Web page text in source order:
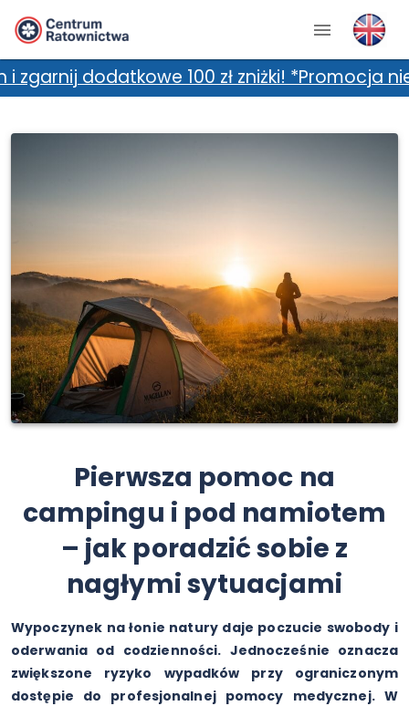
100 zł zniżki! *Promocja nie
Pierwsza pomoc na
campingu i pod namiotem
– jak poradzić sobie z
nagłymi sytuacjami
Wypoczynek na łonie natury daje poczucie swobody i
oderwania od codzienności. Jednocześnie oznacza
zwiększone ryzyko wypadków przy ograniczonym
dostępie do profesjonalnej pomocy medycznej. W